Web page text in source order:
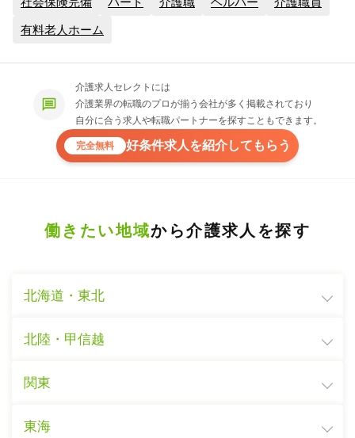
有料老人ホーム
介護求人セレクトには
介護業界の転職のプロが揃う会社が多く掲載されており
自分に合う求人や転職パートナーを探すこともできます。
完全無料 好条件求人を紹介してもらう
働きたい地域から介護求人を探す
北海道・東北
北陸・甲信越
関東
東海